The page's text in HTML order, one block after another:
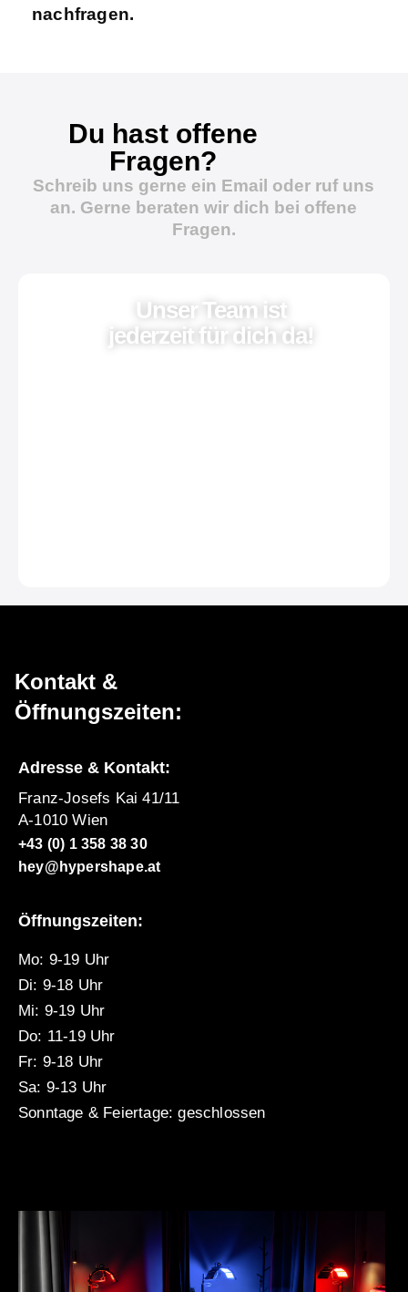
nachfragen.
Du hast offene
Fragen?
Schreib uns gerne ein Email oder ruf uns
an. Gerne beraten wir dich bei offene
Fragen.
Unser Team ist
jederzeit für dich da!
Kontakt &
Öffnungszeiten:
Adresse & Kontakt:
Franz-Josefs Kai 41/11
A-1010 Wien
+43 (0) 1 358 38 30
hey@hypershape.at
Öffnungszeiten:
Mo: 9-19 Uhr
Di: 9-18 Uhr
Mi: 9-19 Uhr
Do: 11-19 Uhr
Fr: 9-18 Uhr
Sa: 9-13 Uhr
Sonntage & Feiertage: geschlossen